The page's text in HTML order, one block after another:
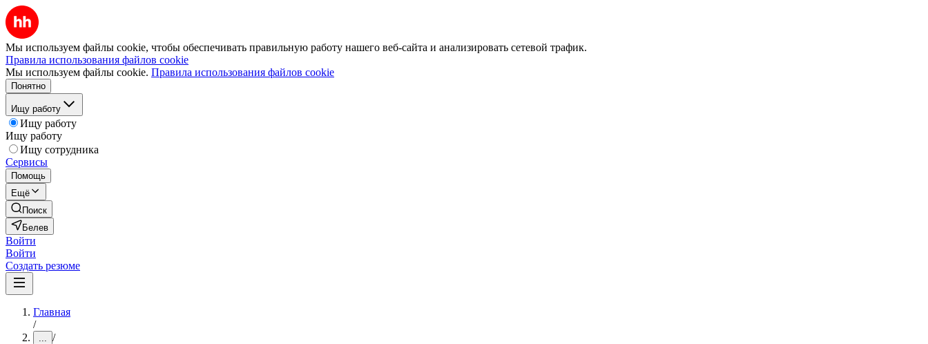
Мы используем файлы cookie, чтобы обеспечивать правильную работу нашего веб-сайта и анализировать сетевой трафик.
Правила использования файлов cookie
Мы используем файлы cookie. Правила использования файлов cookie
Понятно
Ищу работу
Ищу работу
Ищу работу
Ищу сотрудника
Сервисы
Помощь
Ещё
Поиск
Белев
Войти
Войти
Создать резюме
Главная
/
... /